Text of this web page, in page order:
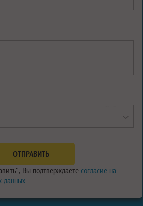
Вы подтверждаете согласие на
данных